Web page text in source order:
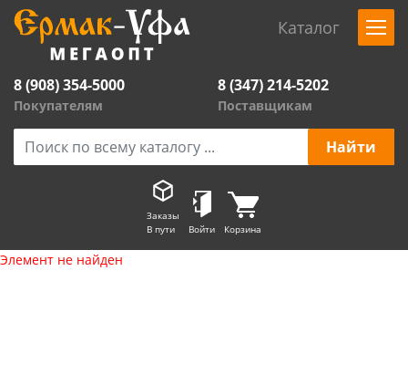
Каталог
8 (908) 354-5000
Покупателям
8 (347) 214-5202
Поставщикам
Заказы
В пути
Войти Корзина
Элемент не найден